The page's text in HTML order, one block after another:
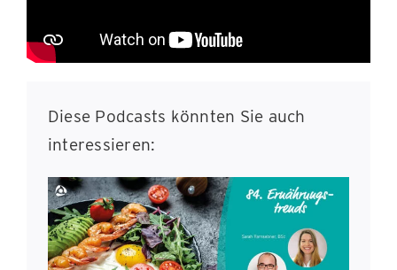
Diese Podcasts könnten Sie auch
interessieren: